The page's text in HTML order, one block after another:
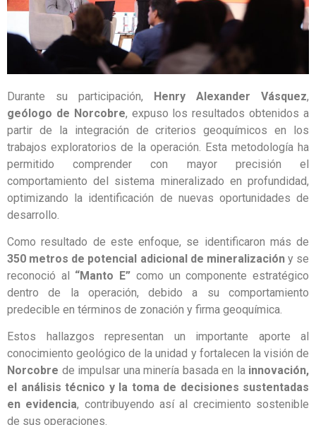
Durante su participación, Henry Alexander Vásquez,
geólogo de Norcobre, expuso los resultados obtenidos a
partir de la integración de criterios geoquímicos en los
trabajos exploratorios de la operación. Esta metodología ha
permitido comprender con mayor precisión el
comportamiento del sistema mineralizado en profundidad,
optimizando la identificación de nuevas oportunidades de
desarrollo.
Como resultado de este enfoque, se identificaron más de
350 metros de potencial adicional de mineralizacióny se
reconoció al “Manto E” como un componente estratégico
dentro de la operación, debido a su comportamiento
predecible en términos de zonación y firma geoquímica.
Estos hallazgos representan un importante aporte al
conocimiento geológico de la unidad y fortalecen la visión de
Norcobre de impulsar una minería basada en la innovación,
el análisis técnico y la toma de decisiones sustentadas
en evidencia, contribuyendo así al crecimiento sostenible
de sus operaciones.